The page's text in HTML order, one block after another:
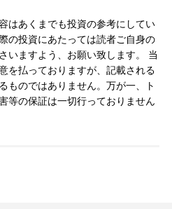
はあくまでも投資の参考にしてい
の投資にあたっては読者ご自身の
いますよう、お願い致します。 当
を払っておりますが、記載される
ものではありません。万が一、ト
等の保証は一切行っておりません